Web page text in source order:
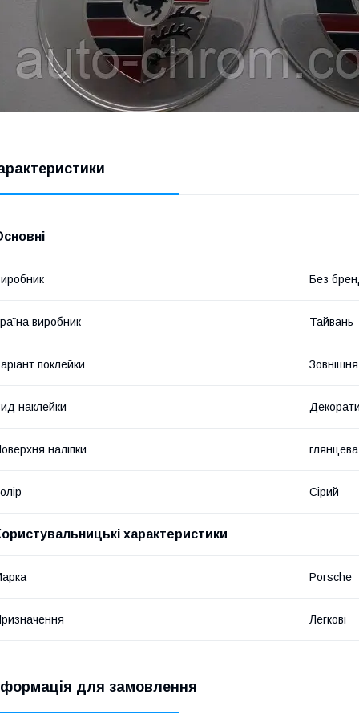
Без
виробник Тайвань
поклейки Зовнішня
наклейки
наліпки глянцева
Сірий
характеристики
Porsche
Легкові
для замовлення